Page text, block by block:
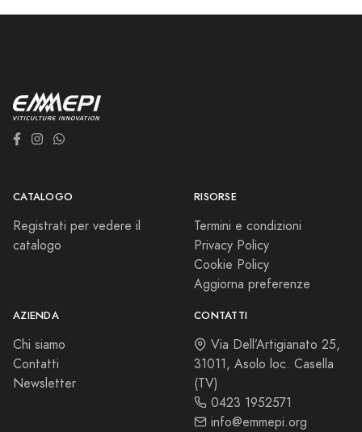
CATALOGO
Registrati per vedere il
catalogo
RISORSE
Termini e condizioni
Privacy Policy
Cookie Policy
Aggiorna preferenze
AZIENDA
Chi siamo
Contatti
Newsletter
CONTATTI
Via Dell’Artigianato 25,
31011, Asolo loc. Casella
(TV)
0423 1952571
info@emmepi.org